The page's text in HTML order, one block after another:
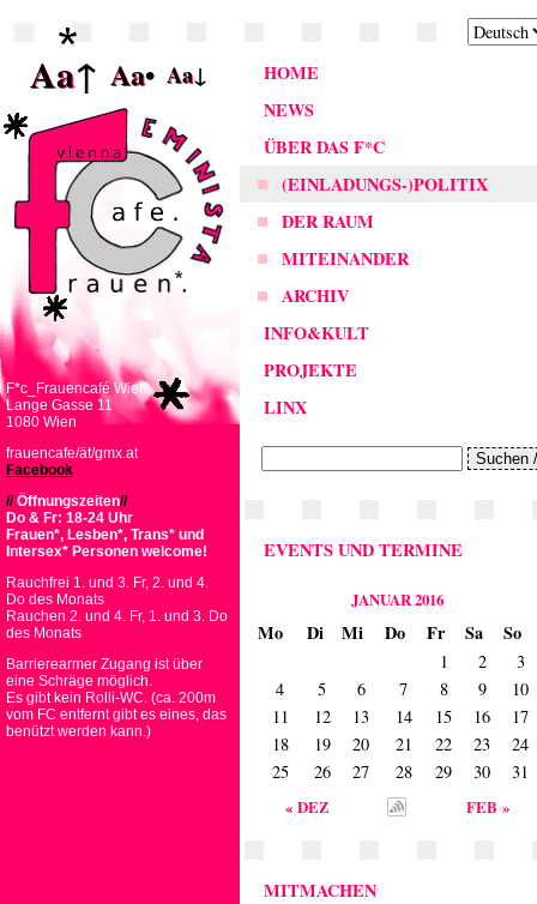
HOME
NEWS
ÜBER DAS F*C
(EINLADUNGS-)POLITIX
DER RAUM
MITEINANDER
ARCHIV
INFO&KULT
PROJEKTE
LINX
EVENTS UND TERMINE
JANUAR 2016
Mo Di Mi Do Fr Sa So
1 2
3
4
5 6 7 8 9
10
11
12 13 14 15 16
17
18
19 20 21 22 23
24
25
26 27 28 29 30 31
« DEZ FEB »
MITMACHEN
Aa↑ Aa• Aa↓
F*c_Frauencafé Wien
Lange Gasse 11
1080 Wien
frauencafe/ät/gmx.at
Facebook
//Öffnungszeiten//
Do & Fr: 18-24 Uhr
Frauen*, Lesben*, Trans* und
Intersex* Personen welcome!
Rauchfrei 1. und 3. Fr, 2. und 4.
Do des Monats
Rauchen 2. und 4. Fr, 1. und 3. Do
des Monats
Barrierearmer Zugang ist über
eine Schräge möglich.
Es gibt kein Rolli-WC. (ca. 200m
vom FC entfernt gibt es eines, das
benützt werden kann.)